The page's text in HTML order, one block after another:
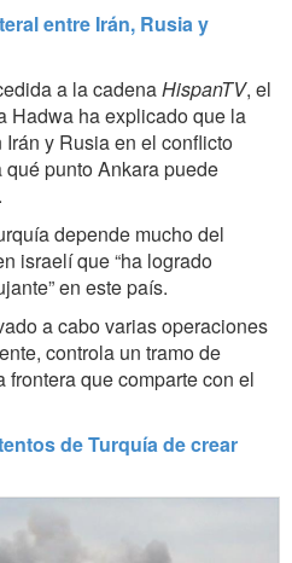
entre Irán, Rusia y
a la cadenaHispanTV, el
Hadwa ha explicado que la
y Rusia en el conflicto
punto Ankara puede
depende mucho del
israelí que “ha logrado
en este país.
a cabo varias operaciones
controla un tramo de
que comparte con el
de Turquía de crear